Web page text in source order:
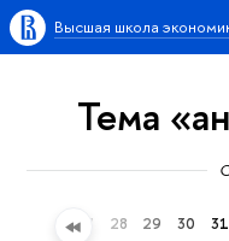
Высшая школа
Тема
27 28 29 30 31